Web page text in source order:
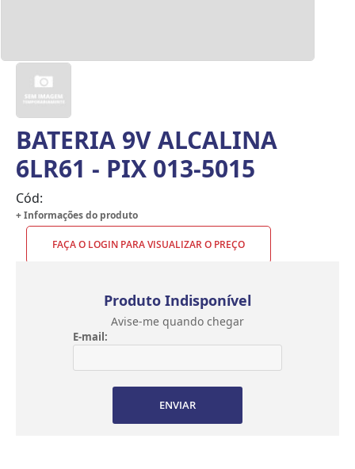
BATERIA 9V ALCALINA
6LR61 - PIX 013-5015
Cód:
+ Informações do produto
FAÇA O LOGIN PARA VISUALIZAR O PREÇO
Produto Indisponível
Avise-me quando chegar
E-mail:
ENVIAR